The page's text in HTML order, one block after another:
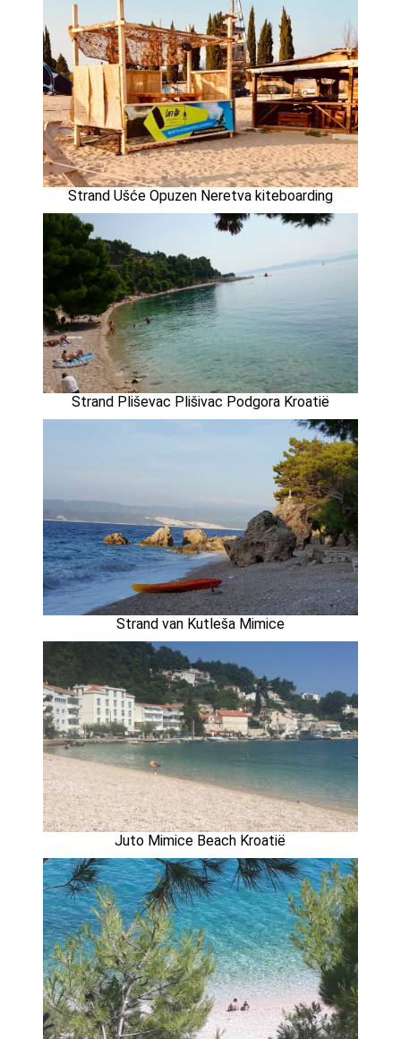
Strand Ušće Opuzen Neretva kiteboarding
Strand Pliševac Plišivac Podgora Kroatië
Strand van Kutleša Mimice
Juto Mimice Beach Kroatië